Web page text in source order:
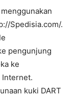
Spedisia.com/.
pengunjung
ke
Internet.
kuki DART